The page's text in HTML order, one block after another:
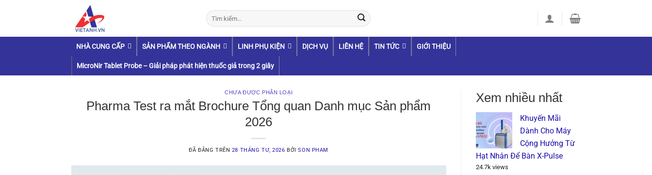
Tìm
kiếm:
NHÀ CUNG CẤP SẢN PHẨM THEO NGÀNH LINH PHỤ KIỆN DỊCH VỤ LIÊN HỆ TIN TỨC GIỚI THIỆU
MicroNir Tablet Probe – Giải pháp phát hiện thuốc giả trong 2 giây
CHƯA ĐƯỢC PHÂN LOẠI
Pharma Test ra mắt Brochure Tổng quan Danh mục Sản phẩm
2026
ĐÃ ĐĂNG TRÊN 28 THÁNG TƯ, 2026 BỞISON PHAM
Xem nhiều nhất
Khuyến Mãi
Dành Cho Máy
Cộng Hưởng Từ
Hạt Nhân Để Bàn X-Pulse
24.7k views